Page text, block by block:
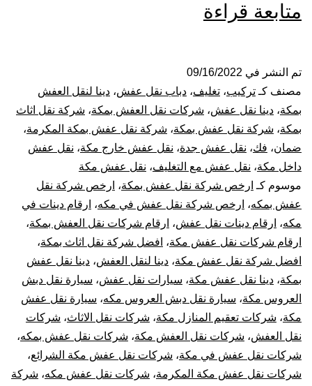
متابعة قراءة
عفش
بمكة
المكرمة
الشرائع
مع
الفك
والتركيب
والتغليف
والضمان
تم النشر في 09/16/2022
مصنف كـ تركيب، تغليف، دباب نقل عفش، دينا لنقل العفش
بمكة، دينا نقل عفش، شركات نقل العفش بمكة، شركة نقل اثاث
بمكة، شركة نقل عفش بمكة، شركة نقل عفش بمكة المكرمة،
ضمان، فك، نقل عفش جدة، نقل عفش خارج مكة، نقل عفش
داخل مكة، نقل عفش مع التغليف، نقل عفش مكة
موسوم كـ ارخص شركة نقل عفش بمكة، ارخص شركة نقل
عفش بمكه، ارخص شركة نقل عفش في مكه، ارقام دينات في
مكه، ارقام دينات نقل عفش، ارقام شركات نقل العفش بمكة،
ارقام شركات نقل عفش مكة، افضل شركة نقل اثاث بمكة،
افضل شركة نقل عفش مكة، دينا لنقل العفش، دينا نقل عفش
بمكة، دينا نقل عفش مكة، سيارات نقل عفش، سيارة نقل دبش
العروس مكة، سيارة نقل دبش العروس مكه، سيارة نقل عفش
مكة، شركات تعقيم المنازل مكة، شركات نقل الاثاث، شركات
نقل العفش، شركات نقل العفش مكة، شركات نقل عفش بمكه،
شركات نقل عفش في مكة، شركات نقل عفش مكة الشرائع،
شركات نقل عفش مكة المكرمة، شركات نقل عفش مكه، شركة